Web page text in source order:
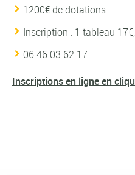
1200€ de dotations
Inscription : 1 tableau
06.46.03.62.17
Inscriptions en ligne en